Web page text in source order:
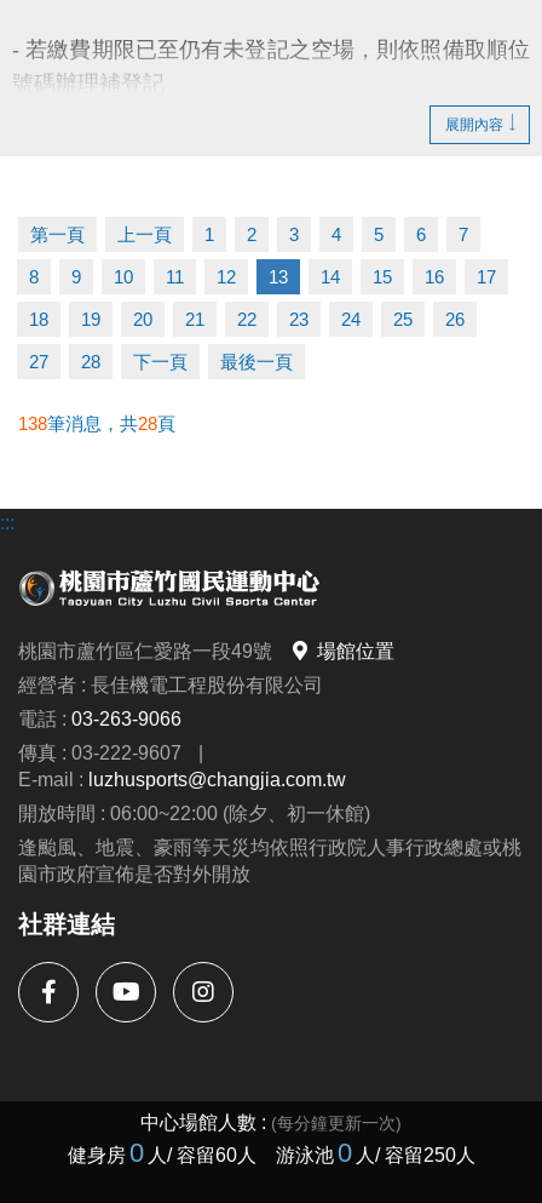
- 若繳費期限已至仍有未登記之空場，則依照備取順位
號碼辦理補登記
- 若備取皆放棄租借權利，將於114年12月22日(一)公
佈可租借時段，採優先登記並繳費 完成制。
- 如有未盡事宜，以中心櫃台人員說明為主。
官網 :
https://www.lzsports.com.tw/zh_TW/news/pageID/1/
IG : @luzhusports
展開內容
第一頁 上一頁 1 2 3 4 5 6 7
8 9 10 11 12 13 14 15 16 17
18 19 20 21 22 23 24 25 26
27 28 下一頁 最後一頁
138筆消息，共28頁
:::
桃園市蘆竹區仁愛路一段49號
場館位置
經營者 : 長佳機電工程股份有限公司
電話 : 03-263-9066
傳真 : 03-222-9607
|
E-mail : luzhusports@changjia.com.tw
開放時間 : 06:00~22:00 (除夕、初一休館)
逢颱風、地震、豪雨等天災均依照行政院人事行政總處或桃
園市政府宣佈是否對外開放
社群連結